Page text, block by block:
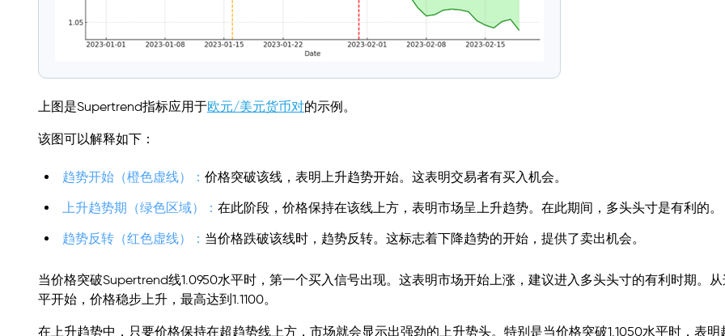
上图是Supertrend指标应用于欧元/美元货币对的示例。
该图可以解释如下：
趋势开始（橙色虚线）： 价格突破该线，表明上升趋势开始。这表明交易者有买入机会。
上升趋势期（绿色区域）： 在此阶段，价格保持在该线上方，表明市场呈上升趋势。在此期间，多头头寸是有利的。
趋势反转（红色虚线）： 当价格跌破该线时，趋势反转。这标志着下降趋势的开始，提供了卖出机会。
当价格突破Supertrend线1.0950水平时，第一个买入信号出现。这表明市场开始上涨，建议进入多头头寸的有利时期。
平开始，价格稳步上升，最高达到1.1100。
在上升趋势中，只要价格保持在超趋势线上方，市场就会显示出强劲的上升势头。特别是当价格突破1.1050水平时，表明